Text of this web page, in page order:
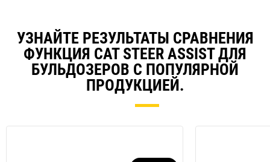
УЗНАЙТЕ РЕЗУЛЬТАТЫ СРАВНЕНИЯ
ФУНКЦИЯ CAT STEER ASSIST ДЛЯ
БУЛЬДОЗЕРОВ С ПОПУЛЯРНОЙ
ПРОДУКЦИЕЙ.